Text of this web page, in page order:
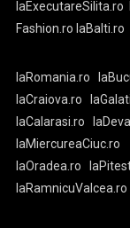
laExecutareSilita.ro
Fashion.ro laBalti.ro
laRomania.ro
laCraiova.ro
laCalarasi.ro
laMiercureaCiuc.ro
laOradea.ro
laRamnicuValcea.ro